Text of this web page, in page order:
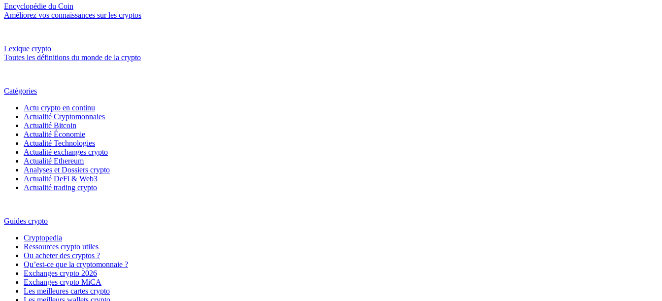
Encyclopédie du Coin
Améliorez vos connaissances sur les cryptos
Lexique crypto
Toutes les définitions du monde de la crypto
Catégories
Actu crypto en continu
Actualité Cryptomonnaies
Actualité Bitcoin
Actualité Économie
Actualité Technologies
Actualité exchanges crypto
Actualité Ethereum
Analyses et Dossiers crypto
Actualité DeFi & Web3
Actualité trading crypto
Guides crypto
Cryptopedia
Ressources crypto utiles
Ou acheter des cryptos ?
Qu’est-ce que la cryptomonnaie ?
Exchanges crypto 2026
Exchanges crypto MiCA
Les meilleures cartes crypto